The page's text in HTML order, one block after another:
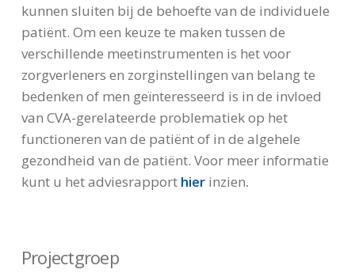
kunnen sluiten bij de behoefte van de individuele
patiënt. Om een keuze te maken tussen de
verschillende meetinstrumenten is het voor
zorgverleners en zorginstellingen van belang te
bedenken of men geïnteresseerd is in de invloed
van CVA-gerelateerde problematiek op het
functioneren van de patiënt of in de algehele
gezondheid van de patiënt. Voor meer informatie
kunt u het adviesrapport hierinzien.
Projectgroep